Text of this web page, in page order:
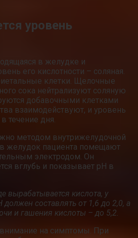
уровень
в желудке и
его кислотности – соляная.
клетки. Щелочные
сока нейтрализуют соляную
добавочными клетками
взаимодействуют, и уровень
течение дня.
методом внутрижелудочной
желудок пациента помещают
электродом. Он
вглубь и показывает pH в
вырабатывается кислота, у
должен составлять от 1,6 до 2,0, а
и гашения кислоты – до 5,2.
на симптомы. При